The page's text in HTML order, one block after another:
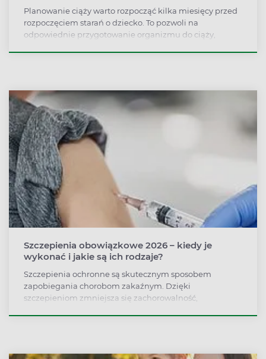
Planowanie ciąży warto rozpocząć kilka miesięcy przed
rozpoczęciem starań o dziecko. To pozwoli na
odpowiednie przygotowanie organizmu do ciąży,
Szczepienia obowiązkowe 2026 – kiedy je
wykonać i jakie są ich rodzaje?
Szczepienia ochronne są skutecznym sposobem
zapobiegania chorobom zakaźnym. Dzięki
szczepieniom zmniejsza się zachorowalność,